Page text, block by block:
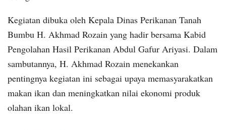
Kegiatan dibuka oleh Kepala Dinas Perikanan Tanah
Bumbu H. Akhmad Rozain yang hadir bersama Kabid
Pengolahan Hasil Perikanan Abdul Gafur Ariyasi. Dalam
sambutannya, H. Akhmad Rozain menekankan
pentingnya kegiatan ini sebagai upaya memasyarakatkan
makan ikan dan meningkatkan nilai ekonomi produk
olahan ikan lokal.